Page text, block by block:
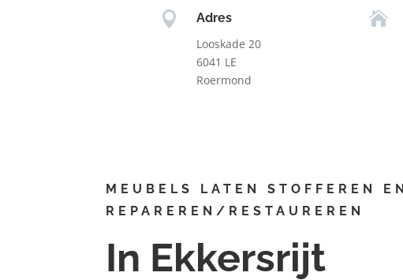

Adres
Looskade 20
6041 LE
Roermond

MEUBELS LATEN STOFFEREN EN
REPAREREN/RESTAUREREN
In Ekkersrijt